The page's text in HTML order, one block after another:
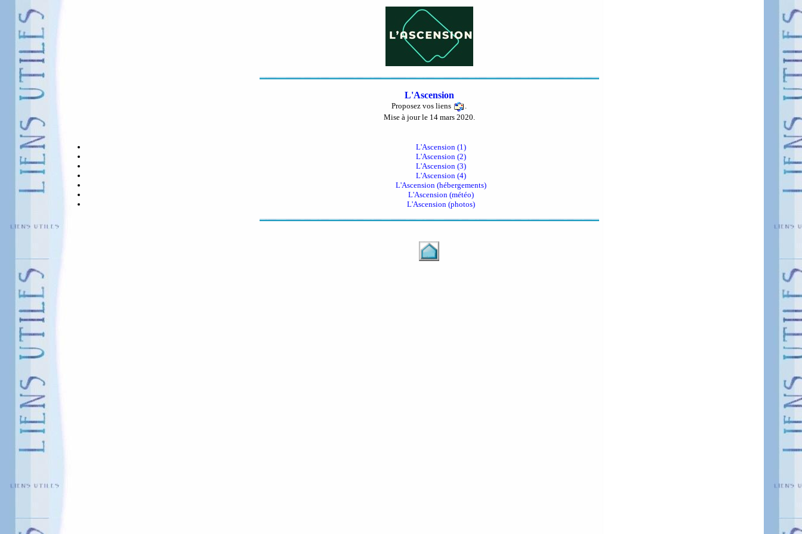
L'Ascension
Proposez vos liens
Mise à jour le 14 mars 2020.
L'Ascension (1)
L'Ascension (2)
L'Ascension (3)
L'Ascension (4)
L'Ascension (hébergements)
L'Ascension (météo)
L'Ascension (photos)